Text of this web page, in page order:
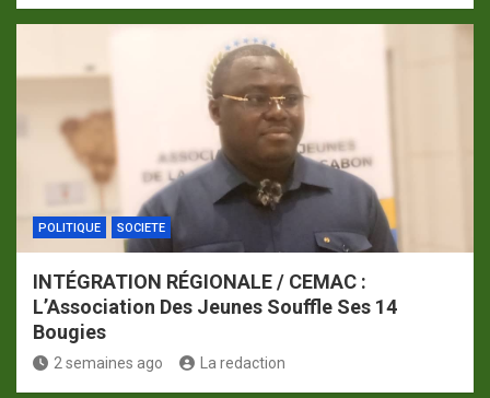
POLITIQUE SOCIETE
INTÉGRATION RÉGIONALE / CEMAC :
L’Association Des Jeunes Souffle Ses 14
Bougies
2 semaines ago La redaction